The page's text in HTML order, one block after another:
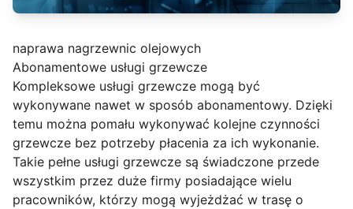
naprawa nagrzewnic olejowych
Abonamentowe usługi grzewcze
Kompleksowe usługi grzewcze mogą być
wykonywane nawet w sposób abonamentowy. Dzięki
temu można pomału wykonywać kolejne czynności
grzewcze bez potrzeby płacenia za ich wykonanie.
Takie pełne usługi grzewcze są świadczone przede
wszystkim przez duże firmy posiadające wielu
pracowników, którzy mogą wyjeżdżać w trasę o